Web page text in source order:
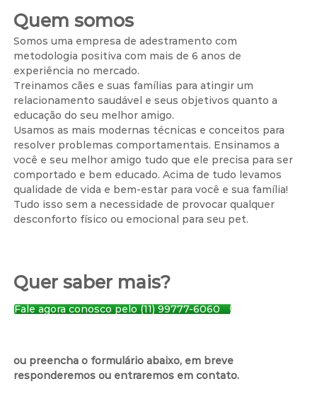
Quem somos
Somos uma empresa de adestramento com
metodologia positiva com mais de 6 anos de
experiência no mercado.
Treinamos cães e suas famílias para atingir um
relacionamento saudável e seus objetivos quanto a
educação do seu melhor amigo.
Usamos as mais modernas técnicas e conceitos para
resolver problemas comportamentais. Ensinamos a
você e seu melhor amigo tudo que ele precisa para ser
comportado e bem educado. Acima de tudo levamos
qualidade de vida e bem-estar para você e sua família!
Tudo isso sem a necessidade de provocar qualquer
desconforto físico ou emocional para seu pet.
Quer saber mais?
Fale agora conosco pelo (11) 99777-6060
ou preencha o formulário abaixo, em breve
responderemos ou entraremos em contato.